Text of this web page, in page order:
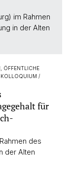
im Rahmen
in der Alten
ÖFFENTLICHE
KOLLOQUIUM /
für
des
der Alten